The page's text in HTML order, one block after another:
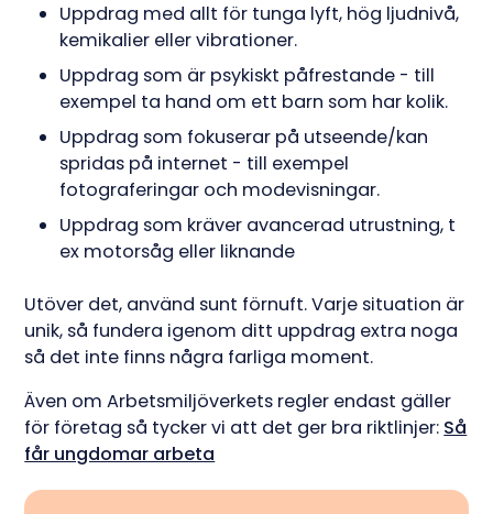
Uppdrag med allt för tunga lyft, hög ljudnivå,
kemikalier eller vibrationer.
Uppdrag som är psykiskt påfrestande - till
exempel ta hand om ett barn som har kolik.
Uppdrag som fokuserar på utseende/kan
spridas på internet - till exempel
fotograferingar och modevisningar.
Uppdrag som kräver avancerad utrustning, t
ex motorsåg eller liknande
Utöver det, använd sunt förnuft. Varje situation är
unik, så fundera igenom ditt uppdrag extra noga
så det inte finns några farliga moment.
Även om Arbetsmiljöverkets regler endast gäller
för företag så tycker vi att det ger bra riktlinjer: Så
får ungdomar arbeta